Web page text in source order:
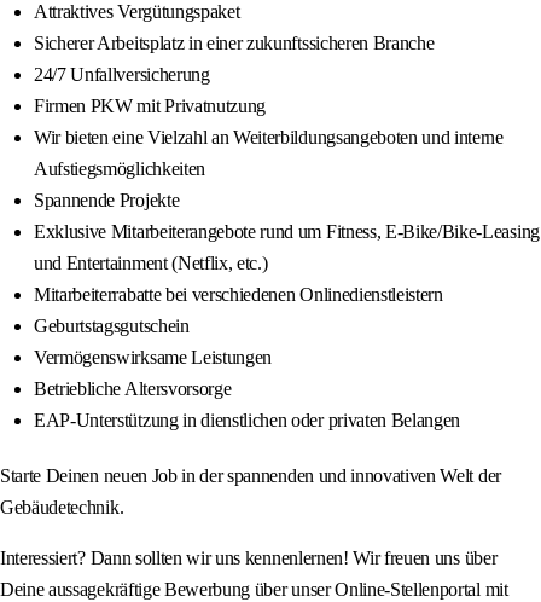
Attraktives Vergütungspaket
Sicherer Arbeitsplatz in einer zukunftssicheren Branche
24/7 Unfallversicherung
Firmen PKW mit Privatnutzung
Wir bieten eine Vielzahl an Weiterbildungsangeboten und interne
Aufstiegsmöglichkeiten
Spannende Projekte
Exklusive Mitarbeiterangebote rund um Fitness, E-Bike/Bike-Leasing
und Entertainment (Netflix, etc.)
Mitarbeiterrabatte bei verschiedenen Onlinedienstleistern
Geburtstagsgutschein
Vermögenswirksame Leistungen
Betriebliche Altersvorsorge
EAP-Unterstützung in dienstlichen oder privaten Belangen
Starte Deinen neuen Job in der spannenden und innovativen Welt der
Gebäudetechnik.
Interessiert? Dann sollten wir uns kennenlernen! Wir freuen uns über
Deine aussagekräftige Bewerbung über unser Online-Stellenportal mit